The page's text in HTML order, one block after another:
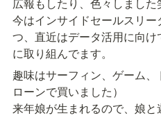
今はインサイドセールスリ
つ、直近はデータ活用に向
に取り組んでます。
趣味はサーフィン、ゲーム
ローンで買いました）
来年娘が生まれるので、娘と